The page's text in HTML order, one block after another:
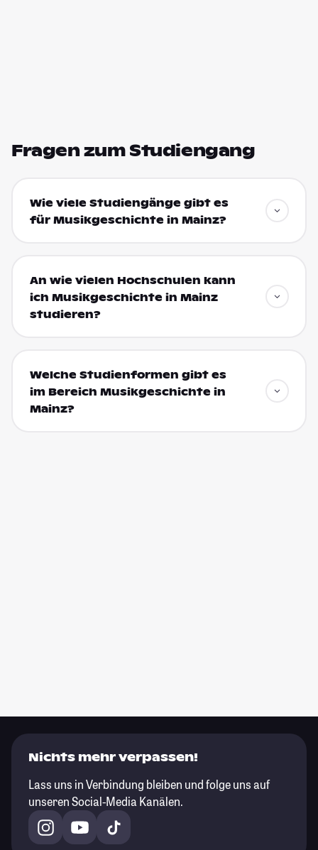
Fragen zum Studiengang
Wie viele Studiengänge gibt es
für Musikgeschichte in Mainz?
An wie vielen Hochschulen kann
ich Musikgeschichte in Mainz
studieren?
Welche Studienformen gibt es
im Bereich Musikgeschichte in
Mainz?
Nichts mehr verpassen!
Lass uns in Verbindung bleiben und folge uns auf
unseren Social-Media Kanälen.